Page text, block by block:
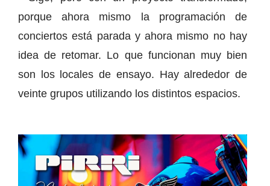
porque ahora mismo la programación de
conciertos está parada y ahora mismo no hay
idea de retomar. Lo que funcionan muy bien
son los locales de ensayo. Hay alrededor de
veinte grupos utilizando los distintos espacios.